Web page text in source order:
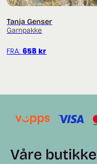
facebookgruppa
Fru
og inspirasjon
Du finner flere
Tanja Genser
Garnpakke
FRA: 658 kr
Våre